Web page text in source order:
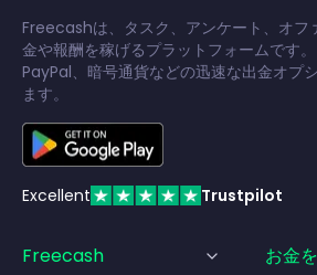
Freecashは、タスク、アンケート、オフ
金や報酬を稼げるプラットフォームです。
PayPal、暗号通貨などの迅速な出金オプ
ます。
Excellent Trustpilot
Freecash お金